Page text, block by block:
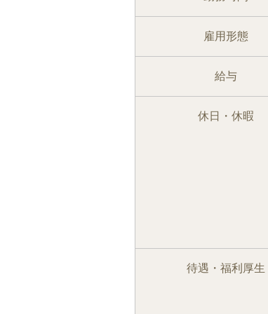
雇用形態
給与
休日・休暇
待遇・福利厚生